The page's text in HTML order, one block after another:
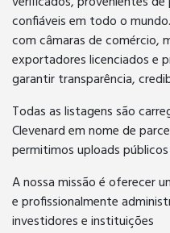
confiáveis em todo o
com câmaras de comércio,
exportadores licenciados e
garantir transparência,
Todas as listagens são
Clevenard em nome de
permitimos uploads
A nossa missão é oferecer
e profissionalmente
investidores e instituições